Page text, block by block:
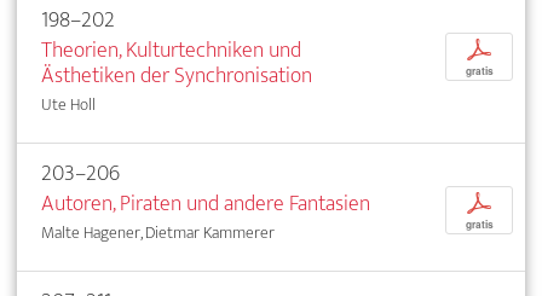
198–202
Theorien, Kulturtechniken und
Ästhetiken der Synchronisation
Ute Holl
p
gratis
203–206
Autoren, Piraten und andere Fantasien
Malte Hagener, Dietmar Kammerer
p
gratis